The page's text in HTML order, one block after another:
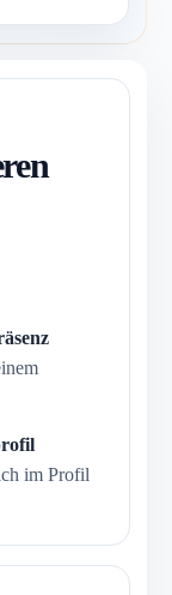
im Profil